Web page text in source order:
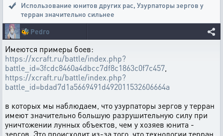
Использование юнитов других рас, Узурпаторы зергов у
терран значительно сильнее
🐝 Pedro
Имеются примеры боев:
https://xcraft.ru/battle/index.php?
battle_id=3fcdc8460a4dbcc7df8c1863c0f7c457
https://xcraft.ru/battle/index.php?
battle_id=bdad7d1a5669491d492011532606664a
в которых мы наблюдаем, что узурпаторы зергов у терран
имеют значительно большую разрушительную силу при
уничтожении лунных объектов, чем у хозяев юнита -
зергов. Это происходит из-за того, что технологии терран,